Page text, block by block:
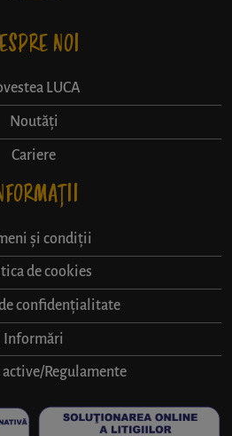
NOI
LUCA
Noutăți
Cariere
și condiții
de cookies
confidențialitate
Informări
Regulamente